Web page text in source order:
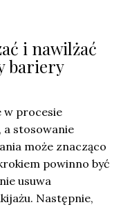
i nawilżać
bariery
w procesie
stosowanie
może znacząco
powinno być
usuwa
Następnie,